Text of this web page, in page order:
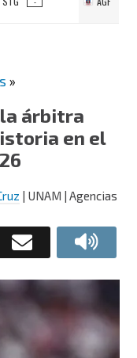
»
árbitra
en el
| UNAM | Agencias